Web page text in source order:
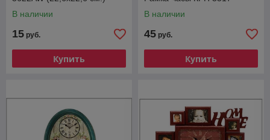
В наличии
15 руб.
Купить
В наличии
45 руб.
Купить